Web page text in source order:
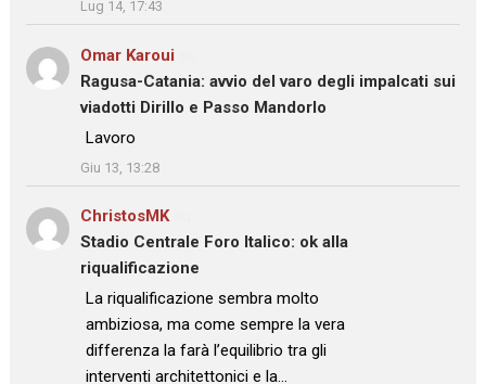
Lug 14, 17:43
Omar Karoui
Ragusa-Catania: avvio del varo degli impalcati sui
viadotti Dirillo e Passo Mandorlo
: “Lavoro
”
Giu 13, 13:28
ChristosMKsu
Stadio Centrale Foro Italico: ok alla
riqualificazione
: “La riqualificazione sembra molto
ambiziosa, ma come sempre la vera
differenza la farà l’equilibrio tra gli
interventi architettonici e la…